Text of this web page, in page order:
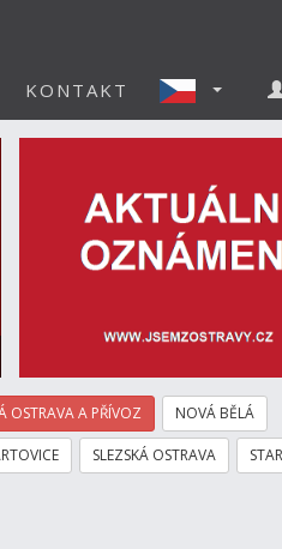
KONTAKT
OSTRAVA A PŘÍVOZ NOVÁ BĚLÁ
SLEZSKÁ OSTRAVA